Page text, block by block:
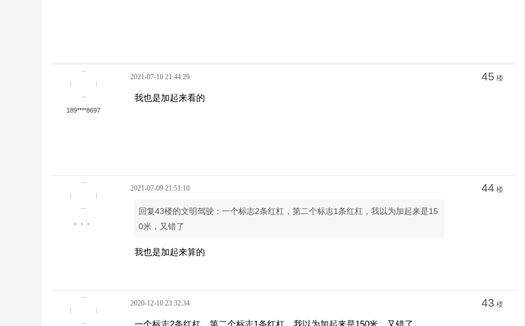
189****8697
2021-07-10 21:44:29 45 楼
我也是加起来看的
2021-07-09 21:51:10 44 楼
回复43楼的文明驾驶：一个标志2条红杠，第二个标志1条红杠，我以为加起来是15
0米，又错了
我也是加起来算的
2020-12-10 23:32:34 43 楼
一个标志2条红杠，第二个标志1条红杠，我以为加起来是150米，又错了